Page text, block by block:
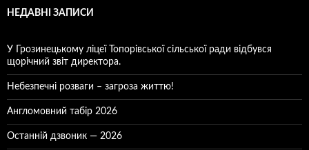
НЕДАВНІ ЗАПИСИ
У Грозинецькому ліцеї Топорівської сільської ради відбувся
щорічний звіт директора.
Небезпечні розваги – загроза життю!
Англомовний табір 2026
Останній дзвоник — 2026